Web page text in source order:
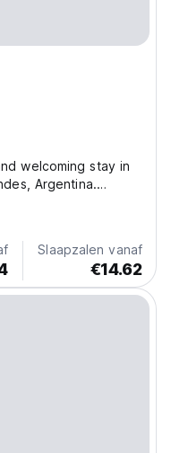
welcoming stay in
Argentina.
for exploring the
of Patagonia....
Slaapzalen vanaf
€14.62